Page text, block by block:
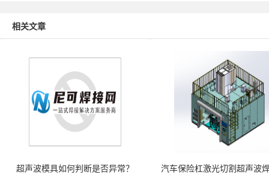
相关文章
超声波模具如何判断是否异常？